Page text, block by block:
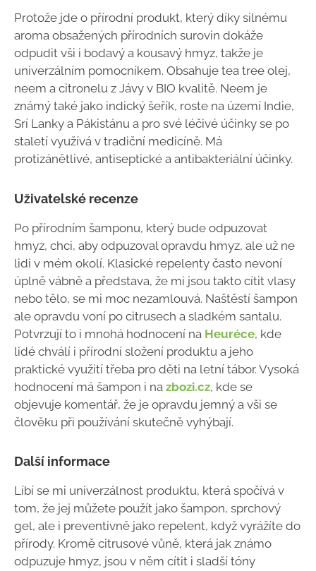
Protože jde o přírodní produkt, který díky silnému
aroma obsažených přírodních surovin dokáže
odpudit vši i bodavý a kousavý hmyz, takže je
univerzálním pomocníkem. Obsahuje tea tree olej,
neem a citronelu z Jávy v BIO kvalitě. Neem je
známý také jako indický šeřík, roste na území Indie,
Srí Lanky a Pákistánu a pro své léčivé účinky se po
staletí využívá v tradiční medicíně. Má
protizánětlivé, antiseptické a antibakteriální účinky.
Uživatelské recenze
Po přírodním šamponu, který bude odpuzovat
hmyz, chci, aby odpuzoval opravdu hmyz, ale už ne
lidi v mém okolí. Klasické repelenty často nevoní
úplně vábně a představa, že mi jsou takto cítit vlasy
nebo tělo, se mi moc nezamlouvá. Naštěstí šampon
ale opravdu voní po citrusech a sladkém santalu.
Potvrzují to i mnohá hodnocení na Heuréce, kde
lidé chválí i přírodní složení produktu a jeho
praktické využití třeba pro děti na letní tábor. Vysoká
hodnocení má šampon i na zbozi.cz, kde se
objevuje komentář, že je opravdu jemný a vši se
člověku při používání skutečně vyhýbají.
Další informace
Líbí se mi univerzálnost produktu, která spočívá v
tom, že jej můžete použít jako šampon, sprchový
gel, ale i preventivně jako repelent, když vyrážíte do
přírody. Kromě citrusové vůně, která jak známo
odpuzuje hmyz, jsou v něm cítit i sladší tóny